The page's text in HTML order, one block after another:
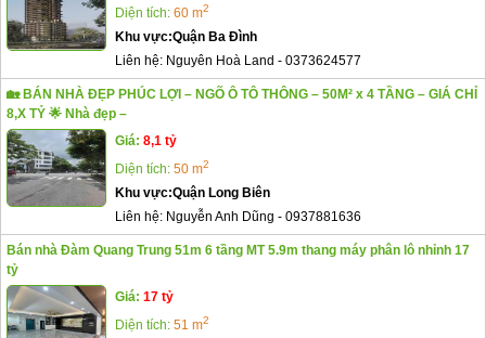
Diện tích: 60 m2
Khu vực:Quận Ba Đình
Liên hệ: Nguyên Hoà Land - 0373624577
🏡 BÁN NHÀ ĐẸP PHÚC LỢI – NGÕ Ô TÔ THÔNG – 50M² x 4 TẦNG – GIÁ CHỈ
8,X TỶ 🌟 Nhà đẹp –
Giá: 8,1 tỷ
Diện tích: 50 m2
Khu vực:Quận Long Biên
Liên hệ: Nguyễn Anh Dũng - 0937881636
Bán nhà Đàm Quang Trung 51m 6 tầng MT 5.9m thang máy phân lô nhỉnh 17
tỷ
Giá: 17 tỷ
Diện tích: 51 m2